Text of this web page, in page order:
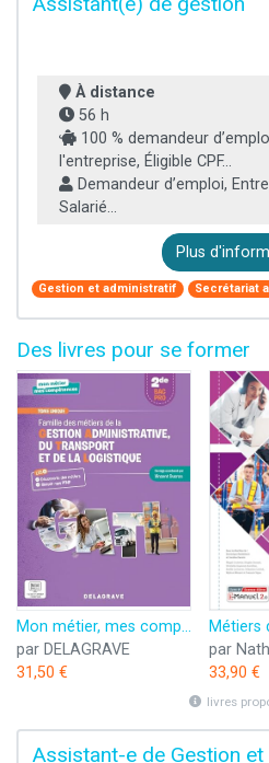
À distance
56 h
100 % demandeur
l'entreprise, Éligible CPF...
Demandeur d’emploi,
Salarié...
Plus
Gestion et administratif Secrétariat
Des livres pour se former
Mon métier, mes compétences - Famille des métiers de la Gestion administrative, du Transport et de la Logistique 2de Bac Pro GATL (2023) - Pochette élève
par DELAGRAVE
31,50 €
par
33,90 €
livres
Assistant-e de Gestion et